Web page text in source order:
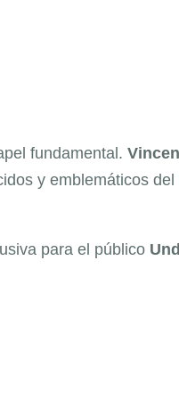
fundamental.
y emblemáticos
para el público